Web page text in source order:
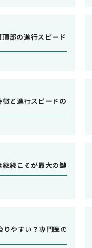
部の進行スピード
と進行スピードの
継続こそが最大の鍵
りやすい？専門医の